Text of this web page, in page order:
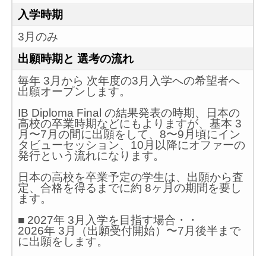
入学時期
3月のみ
出願時期と 選考の流れ
毎年 3月から 次年度の3月入学への希望者へ
出願オープンします。
IB Diploma Final の結果発表の時期、日本の
高校の卒業時期などにもよりますが、基本 3
月〜7月の間に出願をして、8〜9月頃にイン
タビューセッション、10月以降にオファーの
発行という流れになります。
日本の高校を卒業予定の学生は、出願から査
定、合格を得るまでに約 8ヶ月の期間を要し
ます。
■ 2027年 3月入学を目指す場合・・
2026年 3月（出願受付開始）〜7月後半まで
に出願をします。